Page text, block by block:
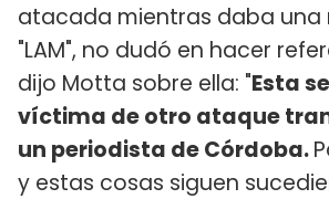
atacada mientras daba una
"LAM", no dudó en hacer
dijo Motta sobre ella: "Esta
víctima de otro ataque
un periodista de Córdoba.
y estas cosas siguen